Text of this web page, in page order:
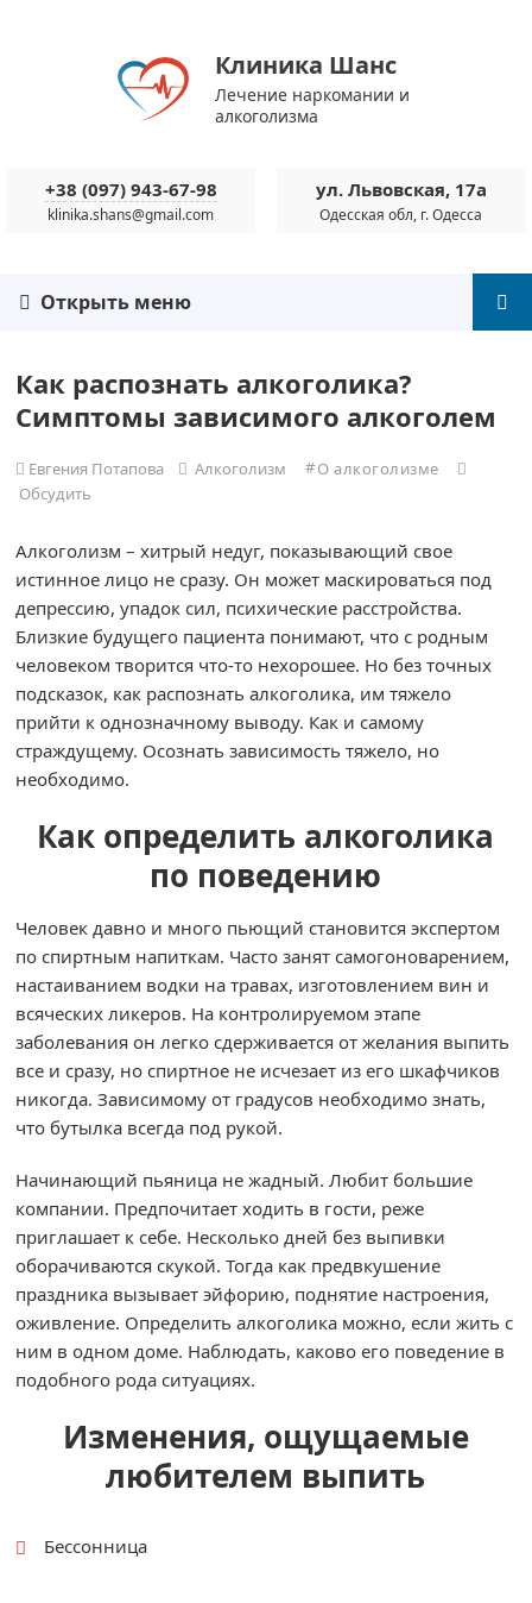
Клиника Шанс
Лечение наркомании и
алкоголизма
+38 (097) 943-67-98
klinika.shans@gmail.com
ул. Львовская, 17а
Одесская обл, г. Одесса
Открыть меню
Как распознать алкоголика?
Симптомы зависимого алкоголем
Евгения Потапова Алкоголизм
О алкоголизме
Обсудить
Алкоголизм – хитрый недуг, показывающий свое
истинное лицо не сразу. Он может маскироваться под
депрессию, упадок сил, психические расстройства.
Близкие будущего пациента понимают, что с родным
человеком творится что-то нехорошее. Но без точных
подсказок, как распознать алкоголика, им тяжело
прийти к однозначному выводу. Как и самому
страждущему. Осознать зависимость тяжело, но
необходимо.
Как определить алкоголика
по поведению
Человек давно и много пьющий становится экспертом
по спиртным напиткам. Часто занят самогоноварением,
настаиванием водки на травах, изготовлением вин и
всяческих ликеров. На контролируемом этапе
заболевания он легко сдерживается от желания выпить
все и сразу, но спиртное не исчезает из его шкафчиков
никогда. Зависимому от градусов необходимо знать,
что бутылка всегда под рукой.
Начинающий пьяница не жадный. Любит большие
компании. Предпочитает ходить в гости, реже
приглашает к себе. Несколько дней без выпивки
оборачиваются скукой. Тогда как предвкушение
праздника вызывает эйфорию, поднятие настроения,
оживление. Определить алкоголика можно, если жить с
ним в одном доме. Наблюдать, каково его поведение в
подобного рода ситуациях.
Изменения, ощущаемые
любителем выпить
Бессонница